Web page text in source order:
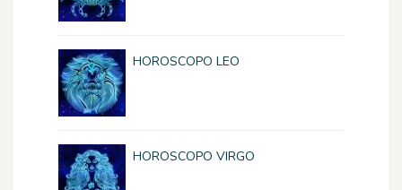
HOROSCOPO LEO
HOROSCOPO VIRGO